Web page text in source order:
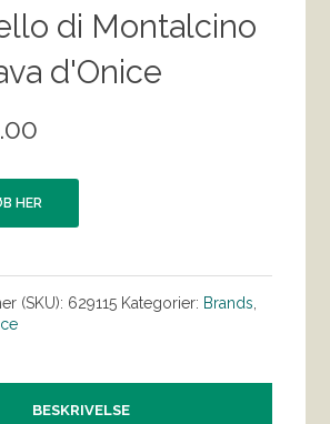
di Montalcino
d'Onice
HER
(SKU): 629115 Kategorier: Brands
BESKRIVELSE